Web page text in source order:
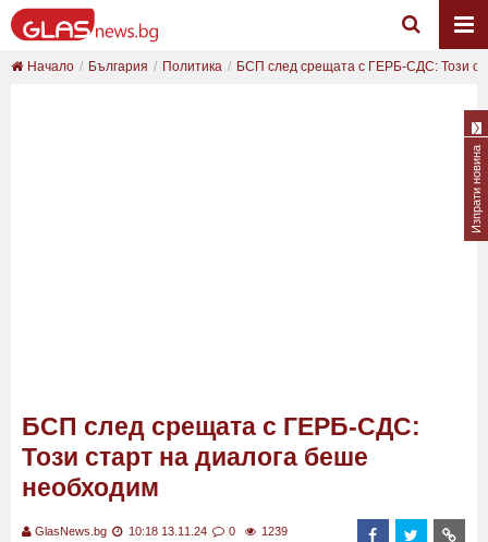
Начало България Политика БСП след срещата с ГЕРБ-СДС: Този
БСП след срещата с ГЕРБ-СДС:
Този старт на диалога беше
необходим
GlasNews.bg 10:18 13.11.24 0 1239
Изпрати новина